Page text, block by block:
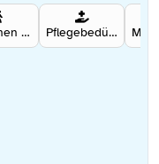
Menschen mit Migrationshintergrund Pflegebedürftige